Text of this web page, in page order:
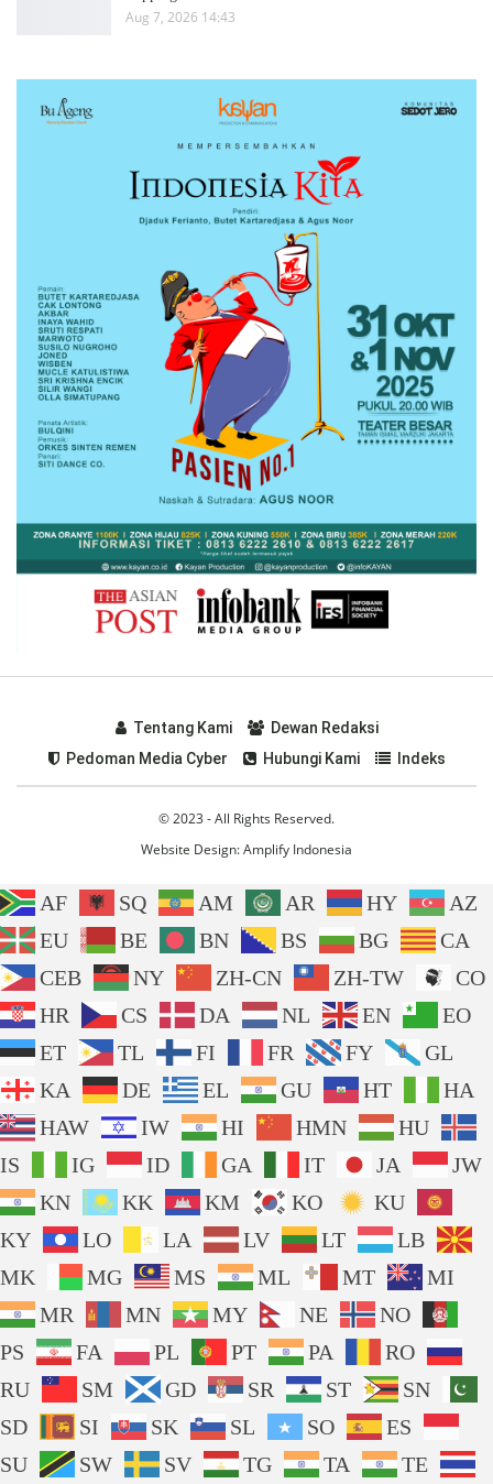
Aug 7, 2026 14:43
Tentang Kami
Dewan Redaksi
Pedoman Media Cyber
Hubungi Kami Indeks
© 2023 - All Rights Reserved.
Website Design:Amplify Indonesia
AF SQ AM AR HY
AZ
EU
BE BN BS BG
CA
CEB
NY ZH-CN ZH-TW
CO
HR
CS DA NL EN
EO
ET
TL FI FR FY
GL
KA
DE EL GU HT
HA
HAW
IW HI HMN
HU
IS
IG ID GA IT JA
JW
KN
KK KM KO
KU
KY
LO LA LV LT
LB
MK
MG MS ML MT
MI
MR
MN MY NE
NO
PS
FA PL PT PA
RO
RU
SM GD SR ST
SN
SD
SI SK SL SO
ES
SU
SW SV TG TA TE